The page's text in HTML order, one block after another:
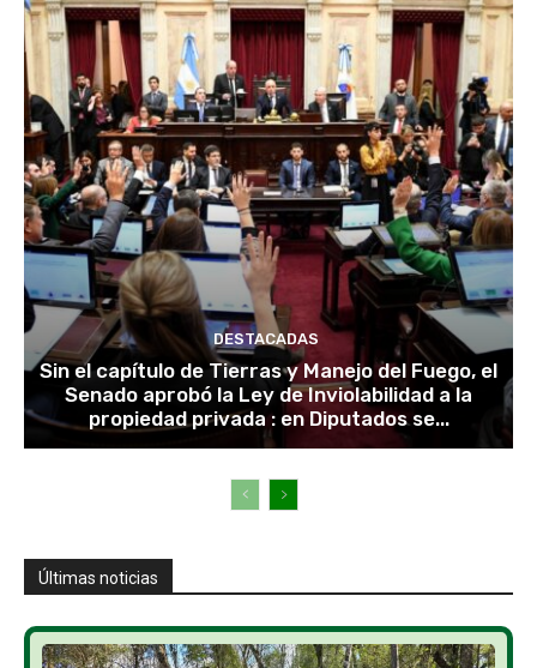
DESTACADAS
Sin el capítulo de Tierras y Manejo del Fuego, el
Senado aprobó la Ley de Inviolabilidad a la
propiedad privada : en Diputados se...
Últimas noticias